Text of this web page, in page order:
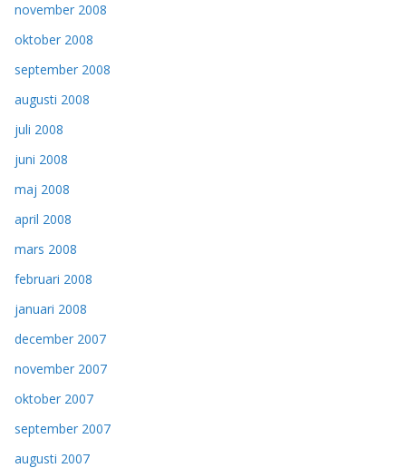
november 2008
oktober 2008
september 2008
augusti 2008
juli 2008
juni 2008
maj 2008
april 2008
mars 2008
februari 2008
januari 2008
december 2007
november 2007
oktober 2007
september 2007
augusti 2007